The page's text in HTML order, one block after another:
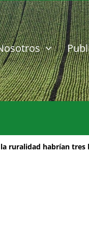
ruralidad habrían